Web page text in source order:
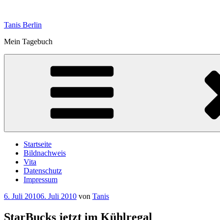
springen
Tanis Berlin
Mein Tagebuch
Startseite
Bildnachweis
Vita
Datenschutz
Impressum
Veröffentlicht
6. Juli 20106. Juli 2010 von Tanis
StarBucks jetzt im Kühlregal